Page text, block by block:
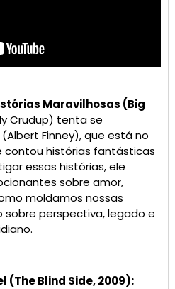
Maravilhosas (Big
Crudup) tenta se
Finney), que está no
histórias fantásticas
essas histórias, ele
sobre amor,
moldamos nossas
sobre perspectiva, legado e
(The Blind Side, 2009):